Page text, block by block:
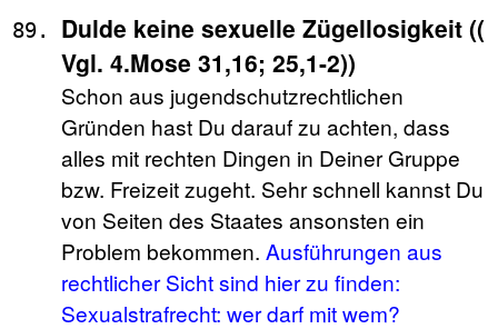
Dulde keine sexuelle Zügellosigkeit ((
Vgl. 4.Mose 31,16; 25,1-2))
Schon aus jugendschutzrechtlichen
Gründen hast Du darauf zu achten, dass
alles mit rechten Dingen in Deiner Gruppe
bzw. Freizeit zugeht. Sehr schnell kannst Du
von Seiten des Staates ansonsten ein
Problem bekommen. Ausführungen aus
rechtlicher Sicht sind hier zu finden:
Sexualstrafrecht: wer darf mit wem?